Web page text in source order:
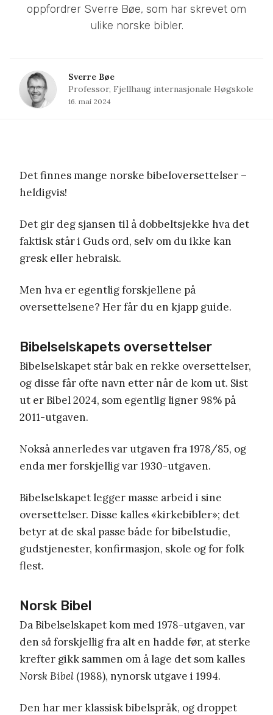
oppfordrer Sverre Bøe, som har skrevet om
ulike norske bibler.
Sverre Bøe
Professor, Fjellhaug internasjonale Høgskole
16. mai 2024
Det finnes mange norske bibeloversettelser –
heldigvis!
Det gir deg sjansen til å dobbeltsjekke hva det
faktisk står i Guds ord, selv om du ikke kan
gresk eller hebraisk.
Men hva er egentlig forskjellene på
oversettelsene? Her får du en kjapp guide.
Bibelselskapets oversettelser
Bibelselskapet står bak en rekke oversettelser,
og disse får ofte navn etter når de kom ut. Sist
ut er Bibel 2024, som egentlig ligner 98% på
2011-utgaven.
Nokså annerledes var utgaven fra 1978/85, og
enda mer forskjellig var 1930-utgaven.
Bibelselskapet legger masse arbeid i sine
oversettelser. Disse kalles «kirkebibler»; det
betyr at de skal passe både for bibelstudie,
gudstjenester, konfirmasjon, skole og for folk
flest.
Norsk Bibel
Da Bibelselskapet kom med 1978-utgaven, var
den såforskjellig fra alt en hadde før, at sterke
krefter gikk sammen om å lage det som kalles
Norsk Bibel (1988), nynorsk utgave i 1994.
Den har mer klassisk bibelspråk, og droppet